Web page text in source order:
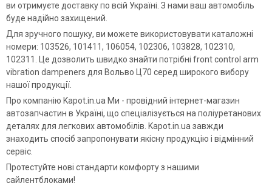
ви отримуєте доставку по всій Україні. З нами ваш автомобіль
буде надійно захищений.
Для зручного пошуку, ви можете використовувати каталожні
номери: 103526, 101411, 106054, 102306, 103828, 102310,
102311. Це дозволить швидко знайти потрібні front control arm
vibration dampeners для Вольво Ц70 серед широкого вибору
нашої продукції.
Про компанію Kapot.in.ua Ми - провідний інтернет-магазин
автозапчастин в Україні, що спеціалізується на поліуретанових
деталях для легкових автомобілів. Kapot.in.ua завжди
знаходить спосіб запропонувати якісну продукцію і відмінний
сервіс.
Протестуйте нові стандарти комфорту з нашими
сайлентблоками!